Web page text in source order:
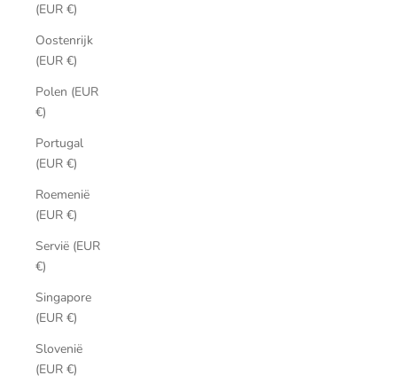
(EUR €)
Oostenrijk
(EUR €)
Polen (EUR
€)
Portugal
(EUR €)
Roemenië
(EUR €)
Servië (EUR
€)
Singapore
(EUR €)
Slovenië
(EUR €)